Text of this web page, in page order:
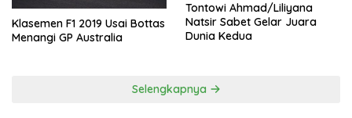
Klasemen F1 2019 Usai Bottas
Menangi GP Australia
Tontowi Ahmad/Liliyana
Natsir Sabet Gelar Juara
Dunia Kedua
Selengkapnya